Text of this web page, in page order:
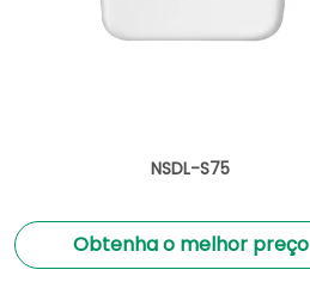
NSDL-S75
Obtenha o melhor preço